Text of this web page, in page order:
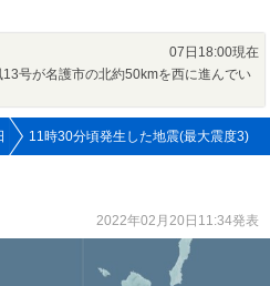
07日18:00現在
号が名護市の北約50kmを西に進んでい
11時30分頃発生した地震(最大震度3)
2022年02月20日11:34発表